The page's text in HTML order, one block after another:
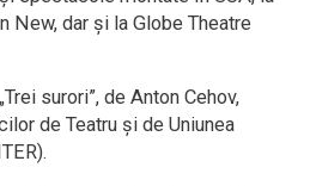
New, dar şi la Globe Theatre
surori”, de Anton Cehov,
de Teatru şi de Uniunea